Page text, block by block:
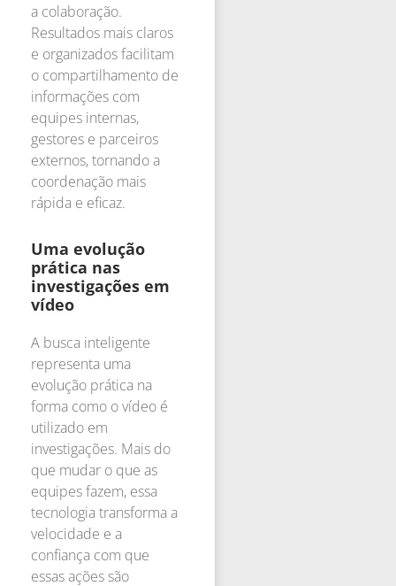
a colaboração.
Resultados mais claros
e organizados facilitam
o compartilhamento de
informações com
equipes internas,
gestores e parceiros
externos, tornando a
coordenação mais
rápida e eficaz.
Uma evolução
prática nas
investigações em
vídeo
A busca inteligente
representa uma
evolução prática na
forma como o vídeo é
utilizado em
investigações. Mais do
que mudar o que as
equipes fazem, essa
tecnologia transforma a
velocidade e a
confiança com que
essas ações são